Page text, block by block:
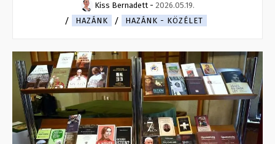
Kiss Bernadett - 2026.05.19.
HAZÁNK
HAZÁNK - KÖZÉLET